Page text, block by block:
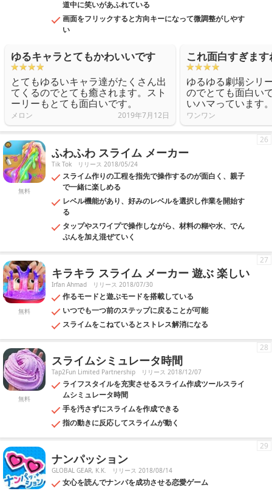
道中に笑いがあふれている
画面をフリックすると方向キーになって微調整がしやす
い
ゆるキャラとてもかわいいです
とてもゆるいキャラ達がたくさん出
てくるのでとても癒されます。スト
ーリーもとても面白いです。
メロン 2019年7月12日
これ面白すぎます
ゆるゆる劇場シリ
のでとても面白い
いハマっています
ワンワン
無料
ふわふわ スライム メーカー
Tik Tok リリース 2018/05/24
スライム作りの工程を指先で操作するのが面白く、親子
で一緒に楽しめる
レベル機能があり、好みのレベルを選択し作業を開始す
る
タップやスワイプで操作しながら、材料の糊や水、でん
ぷんを加え混ぜていく
26
無料
キラキラ スライム メーカー 遊ぶ 楽しい
Irfan Ahmad リリース 2018/07/30
作るモードと遊ぶモードを搭載している
いつでも一つ前のステップに戻ることが可能
スライムをこねているとストレス解消になる
27
無料
スライムシミュレータ時間
Tap2Fun Limited Partnership リリース 2018/12/07
ライフスタイルを充実させるスライム作成ツールスライ
ムシミュレータ時間
手を汚さずにスライムを作成できる
指の動きに反応してスライムが動く
28
ナンパッション
GLOBAL GEAR, K.K. リリース 2018/08/14
女心を読んでナンパを成功させる恋愛ゲーム
29